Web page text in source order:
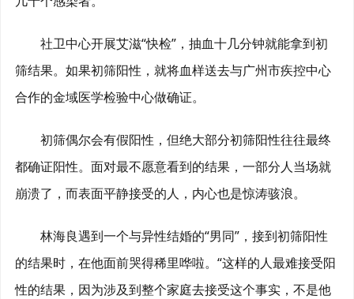
社卫中心开展艾滋“快检”，抽血十几分钟就能拿到初
筛结果。如果初筛阳性，就将血样送去与广州市疾控中心
合作的金域医学检验中心做确证。
初筛偶尔会有假阳性，但绝大部分初筛阳性往往最终
都确证阳性。面对最不愿意看到的结果，一部分人当场就
崩溃了，而表面平静接受的人，内心也是惊涛骇浪。
林海良遇到一个与异性结婚的“男同”，接到初筛阳性
的结果时，在他面前哭得稀里哗啦。“这样的人最难接受阳
性的结果，因为涉及到整个家庭去接受这个事实，不是他